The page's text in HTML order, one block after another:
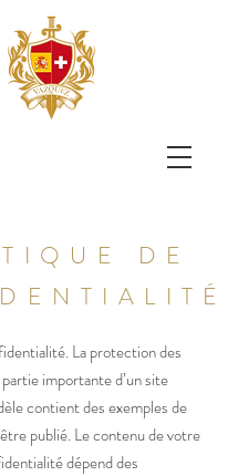
DE
La protection des
importante d’un site
contient des exemples de
publié. Le contenu de votre
dépend des